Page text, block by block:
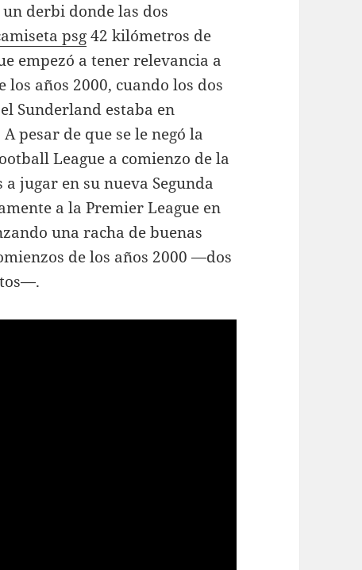
un derbi donde las dos
psg42 kilómetros de
empezó a tener relevancia a
los años 2000, cuando los dos
Sunderland estaba en
pesar de que se le negó la
League a comienzo de la
jugar en su nueva Segunda
a la Premier League en
una racha de buenas
de los años 2000 —dos